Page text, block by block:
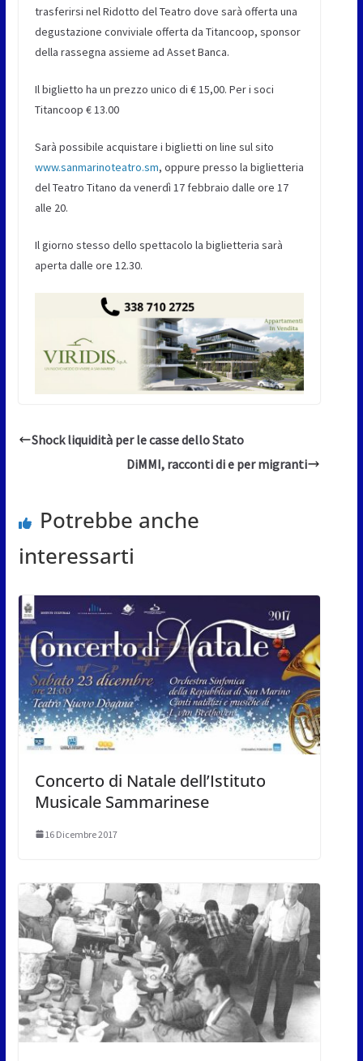
trasferirsi nel Ridotto del Teatro dove sarà offerta una
degustazione conviviale offerta da Titancoop, sponsor
della rassegna assieme ad Asset Banca.
Il biglietto ha un prezzo unico di € 15,00. Per i soci
Titancoop € 13.00
Sarà possibile acquistare i biglietti on line sul sito
www.sanmarinoteatro.sm, oppure presso la biglietteria
del Teatro Titano da venerdì 17 febbraio dalle ore 17
alle 20.
Il giorno stesso dello spettacolo la biglietteria sarà
aperta dalle ore 12.30.
Shock liquidità per le casse dello Stato
DiMMI, racconti di e per migranti
Potrebbe anche
interessarti
Concerto di Natale dell’Istituto
Musicale Sammarinese
16 Dicembre 2017